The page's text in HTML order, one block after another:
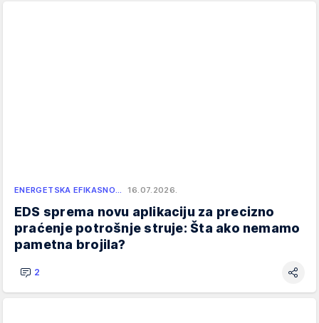
ENERGETSKA EFIKASNO… 16.07.2026.
EDS sprema novu aplikaciju za precizno
praćenje potrošnje struje: Šta ako nemamo
pametna brojila?
2